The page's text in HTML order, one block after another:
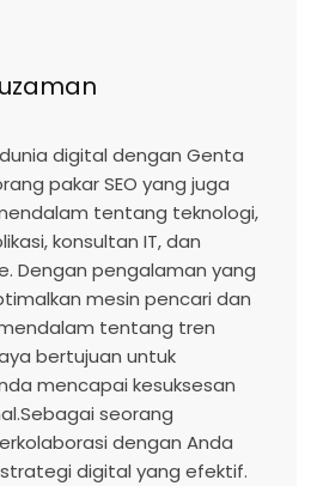
digital dengan Genta
pakar SEO yang juga
tentang teknologi,
konsultan IT, dan
Dengan pengalaman yang
mesin pencari dan
tentang tren
bertujuan untuk
mencapai kesuksesan
seorang
dengan Anda
digital yang efektif.